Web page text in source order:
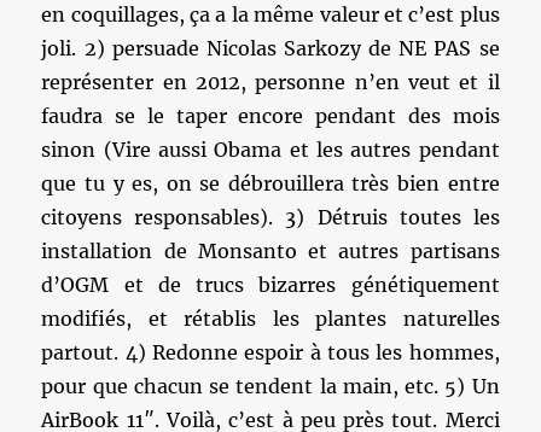
en coquillages, ça a la même valeur et c’est plus
joli. 2) persuade Nicolas Sarkozy de NE PAS se
représenter en 2012, personne n’en veut et il
faudra se le taper encore pendant des mois
sinon (Vire aussi Obama et les autres pendant
que tu y es, on se débrouillera très bien entre
citoyens responsables). 3) Détruis toutes les
installation de Monsanto et autres partisans
d’OGM et de trucs bizarres génétiquement
modifiés, et rétablis les plantes naturelles
partout. 4) Redonne espoir à tous les hommes,
pour que chacun se tendent la main, etc. 5) Un
AirBook 11″. Voilà, c’est à peu près tout. Merci